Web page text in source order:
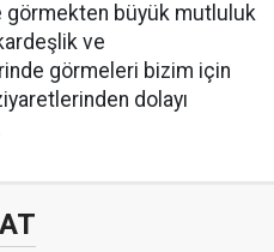
görmekten büyük mutluluk
ve
görmeleri bizim için
dolayı